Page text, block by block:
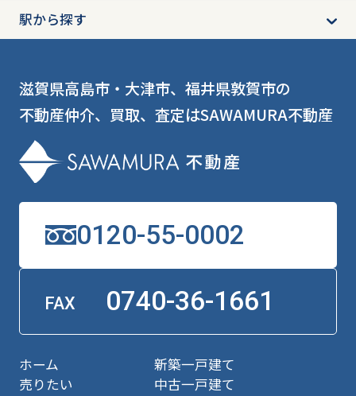
駅から探す
滋賀県高島市・大津市、福井県敦賀市の
不動産仲介、買取、査定はSAWAMURA不動産
0120-55-0002
FAX 0740-36-1661
ホーム
売りたい
新築一戸建て
中古一戸建て